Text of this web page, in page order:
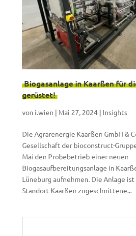
Biogasanlage in Kaarßen für
gerüstet!
von i.wien | Mai 27, 2024| Insights
Die Agrarenergie Kaarßen GmbH &
Gesellschaft der bioconstruct-
Mai den Probebetrieb einer neuen
Biogasaufbereitungsanlage in
Lüneburg aufnehmen. Die Anlage
Standort Kaarßen zugeschnittene...